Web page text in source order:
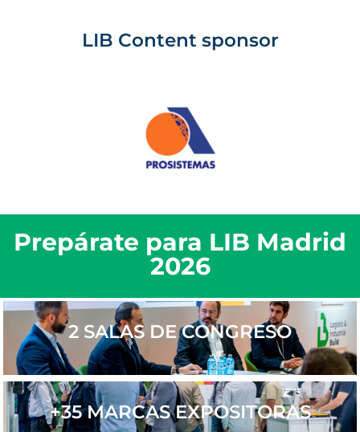
LIB Content sponsor
Prepárate para LIB Madrid
2026
2 SALAS DE CONGRESO
+35 MARCAS EXPOSITORAS